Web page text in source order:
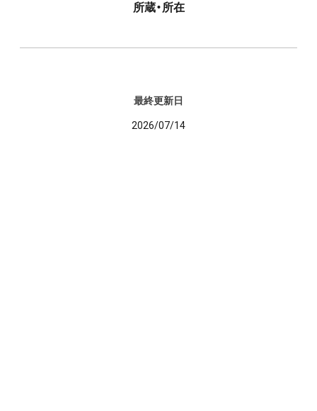
所蔵・所在
最終更新日
2026/07/14